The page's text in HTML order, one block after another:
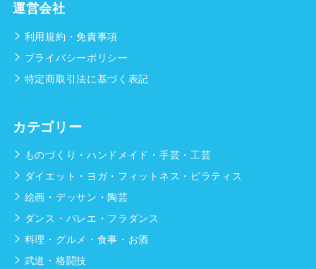
運営会社
利用規約・免責事項
プライバシーポリシー
特定商取引法に基づく表記
カテゴリー
ものづくり・ハンドメイド・手芸・工芸
ダイエット・ヨガ・フィットネス・ピラティス
絵画・デッサン・陶芸
ダンス・バレエ・フラダンス
料理・グルメ・食事・お酒
武道・格闘技